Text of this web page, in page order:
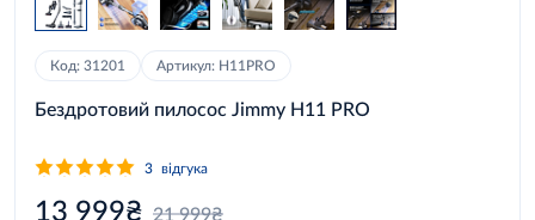
Код: 31201 Артикул: H11PRO
Бездротовий пилосос Jimmy H11 PRO
3 відгука
13 999₴ 21 999₴